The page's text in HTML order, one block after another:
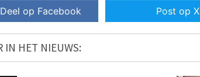
Deel op Facebook Post op X
IN HET NIEUWS: